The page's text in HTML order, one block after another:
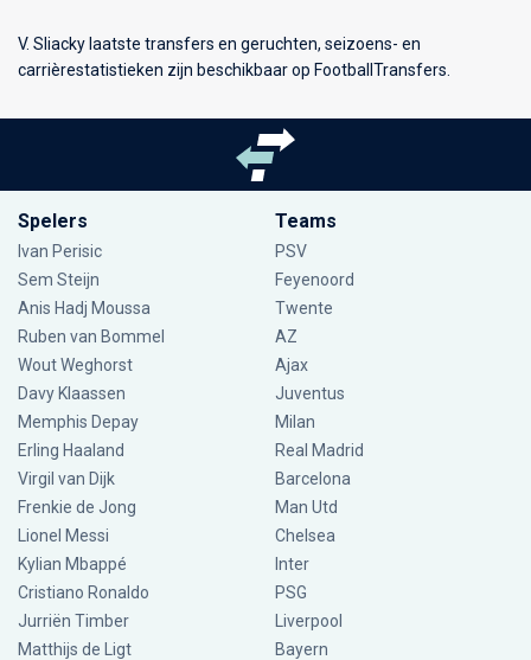
V. Sliacky laatste transfers en geruchten, seizoens- en
carrièrestatistieken zijn beschikbaar op FootballTransfers.
Spelers
Ivan Perisic
Sem Steijn
Anis Hadj Moussa
Ruben van Bommel
Wout Weghorst
Davy Klaassen
Memphis Depay
Erling Haaland
Virgil van Dijk
Frenkie de Jong
Lionel Messi
Kylian Mbappé
Cristiano Ronaldo
Jurriën Timber
Matthijs de Ligt
Teams
PSV
Feyenoord
Twente
AZ
Ajax
Juventus
Milan
Real Madrid
Barcelona
Man Utd
Chelsea
Inter
PSG
Liverpool
Bayern